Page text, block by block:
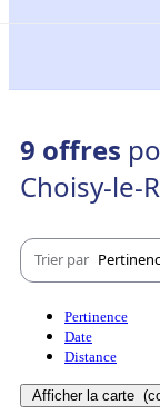
9 offres
Choisy-le-
Trier par
Pertinence
Date
Distance
Afficher la carte